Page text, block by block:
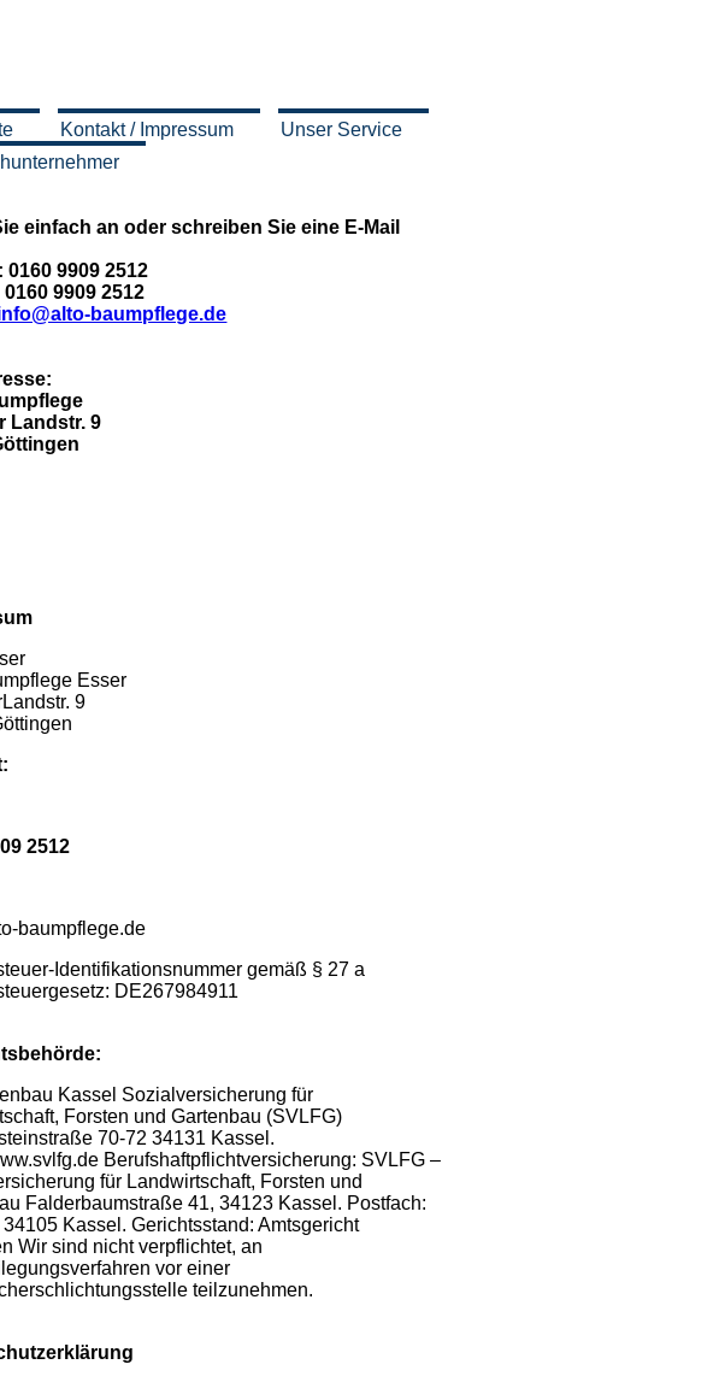
Kontakt / Impressum
Unser Service
einfach an oder schreiben Sie eine E-Mail
0160 9909 2512
9909 2512
baumpflege.de
Landstr. 9
Esser
9
2512
baumpflege.de
Identifikationsnummer gemäß § 27 a
DE267984911
Kassel Sozialversicherung für
Forsten und Gartenbau (SVLFG)
70-72 34131 Kassel.
Berufshaftpflichtversicherung: SVLFG –
für Landwirtschaft, Forsten und
Falderbaumstraße 41, 34123 Kassel. Postfach:
Kassel. Gerichtsstand: Amtsgericht
Wir sind nicht verpflichtet, an
vor einer
teilzunehmen.